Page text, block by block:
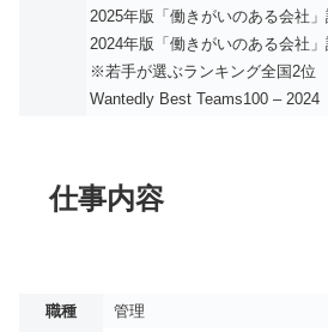
2025年版「働きがいのある会社
2024年版「働きがいのある会社
※若手が選ぶランキング全国2位
Wantedly Best Teams100 –
仕事内容
職種 管理